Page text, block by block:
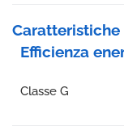
Caratteristiche
Efficienza
Classe G